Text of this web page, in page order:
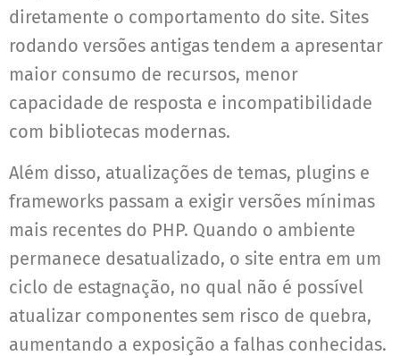
diretamente o comportamento do site. Sites
rodando versões antigas tendem a apresentar
maior consumo de recursos, menor
capacidade de resposta e incompatibilidade
com bibliotecas modernas.
Além disso, atualizações de temas, plugins e
frameworks passam a exigir versões mínimas
mais recentes do PHP. Quando o ambiente
permanece desatualizado, o site entra em um
ciclo de estagnação, no qual não é possível
atualizar componentes sem risco de quebra,
aumentando a exposição a falhas conhecidas.